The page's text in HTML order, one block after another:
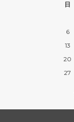
日
6
13
20
27